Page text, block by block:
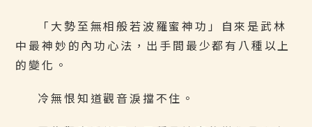
「大勢至無相般若波羅蜜神功」自來是武林
中最神妙的內功心法，出手間最少都有八種以上
的變化。
冷無恨知道觀音淚擋不住。